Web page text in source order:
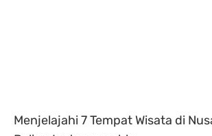
Menjelajahi 7 Tempat Wisata di